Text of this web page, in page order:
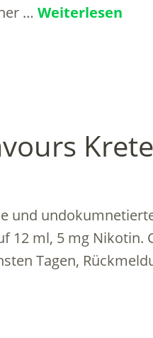
… Weiterlesen
und
12 ml, 5 mg
Tagen,